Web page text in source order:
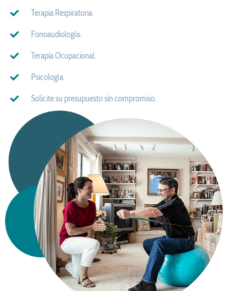
Terapia Respiratoria.
Fonoaudiología.
Terapia Ocupacional.
Psicología.
Solicite su presupuesto sin compromiso.